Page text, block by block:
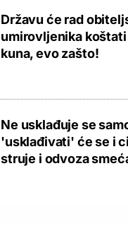
Državu će rad
umirovljenika
kuna, evo zašto!
Ne usklađuje se
'usklađivati' će se i
struje i odvoza